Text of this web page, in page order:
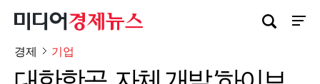
사이
검색창 열기
경제 기업